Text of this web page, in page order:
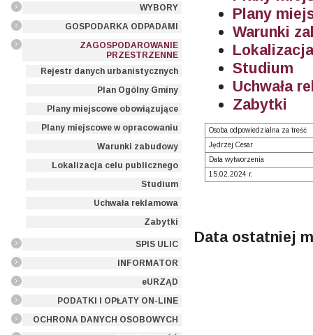
WYBORY
GOSPODARKA ODPADAMI
ZAGOSPODAROWANIE
PRZESTRZENNE
Rejestr danych urbanistycznych
Plan Ogólny Gminy
Plany miejscowe obowiązujące
Plany miejscowe w opracowaniu
Warunki zabudowy
Lokalizacja celu publicznego
Studium
Uchwała reklamowa
Zabytki
SPIS ULIC
INFORMATOR
eURZĄD
PODATKI I OPŁATY ON-LINE
OCHRONA DANYCH OSOBOWYCH
Plany
Warunki
Studium
Uchwała
Zabytki
Osoba odpowiedzialna za treść
Jędrzej Cesar
Data wytworzenia
15.02.2024 r.
Data ostatniej